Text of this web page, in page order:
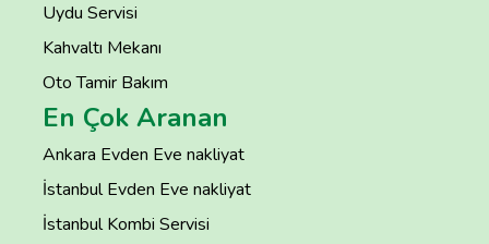
Uydu Servisi
Kahvaltı Mekanı
Oto Tamir Bakım
En Çok Aranan
Ankara Evden Eve nakliyat
İstanbul Evden Eve nakliyat
İstanbul Kombi Servisi